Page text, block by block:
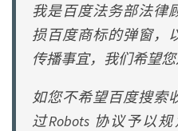
我是百度法务部法律
损百度商标的弹窗，
传播事宜，我们希望您
如您不希望百度搜索
过Robots 协议予以